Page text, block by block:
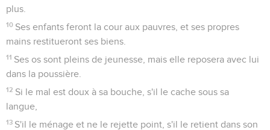
plus.
10 Ses enfants feront la cour aux pauvres, et ses propres
mains restitueront ses biens.
11 Ses os sont pleins de jeunesse, mais elle reposera avec lui
dans la poussière.
12 Si le mal est doux à sa bouche, s'il le cache sous sa
langue,
13 S'il le ménage et ne le rejette point, s'il le retient dans son